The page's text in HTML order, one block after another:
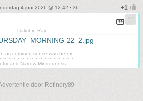
4 juni 2026 @ 12:42 • 36
Dakshin Ray
as common sense was before
~ ~ ~ ~ ~ ~ ~ ~ ~ ~ ~ ~ ~ ~ ~ ~
and Narrow-Mindedness
door Refinery89